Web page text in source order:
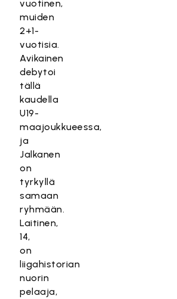
vuotinen,
muiden
2+1-
vuotisia.
Avikainen
debytoi
tällä
kaudella
U19-
maajoukkueessa,
ja
Jalkanen
on
tyrkyllä
samaan
ryhmään.
Laitinen,
14,
on
liigahistorian
nuorin
pelaaja,